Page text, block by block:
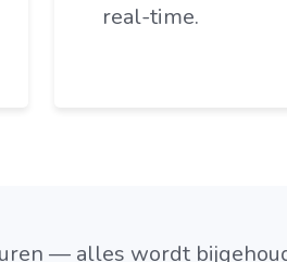
real-time.
— alles wordt